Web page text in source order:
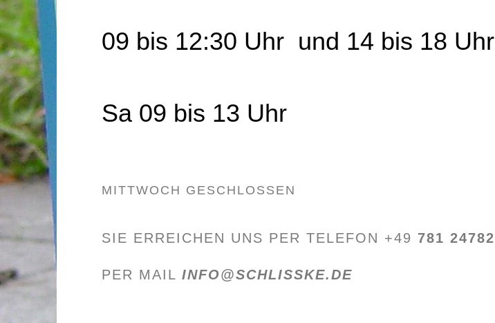
09 bis 12:30 Uhr und 14 bis 18 Uhr
Sa 09 bis 13 Uhr
MITTWOCH GESCHLOSSEN
SIE ERREICHEN UNS PER TELEFON +49 781 24782
PER MAIL INFO@SCHLISSKE.DE